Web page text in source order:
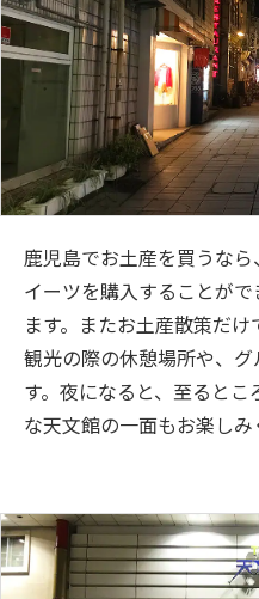
鹿児島でお土産を買うな
イーツを購入することが
ます。またお土産散策だけ
観光の際の休憩場所や、
す。夜になると、至ると
な天文館の一面もお楽しみ